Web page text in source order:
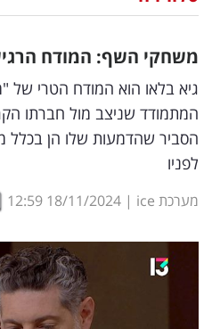
דיגיטל
וטק
שיווק
ופרסום
משפט
מדדים
ומחקרים
משחקי השף: המודח
המתמודד שניצב מול חברתו
הסביר שהדמעות שלו הן
לפניו
מערכת ice |
18/11/2024
12:59